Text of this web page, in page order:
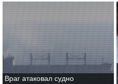
Враг атаковал судно